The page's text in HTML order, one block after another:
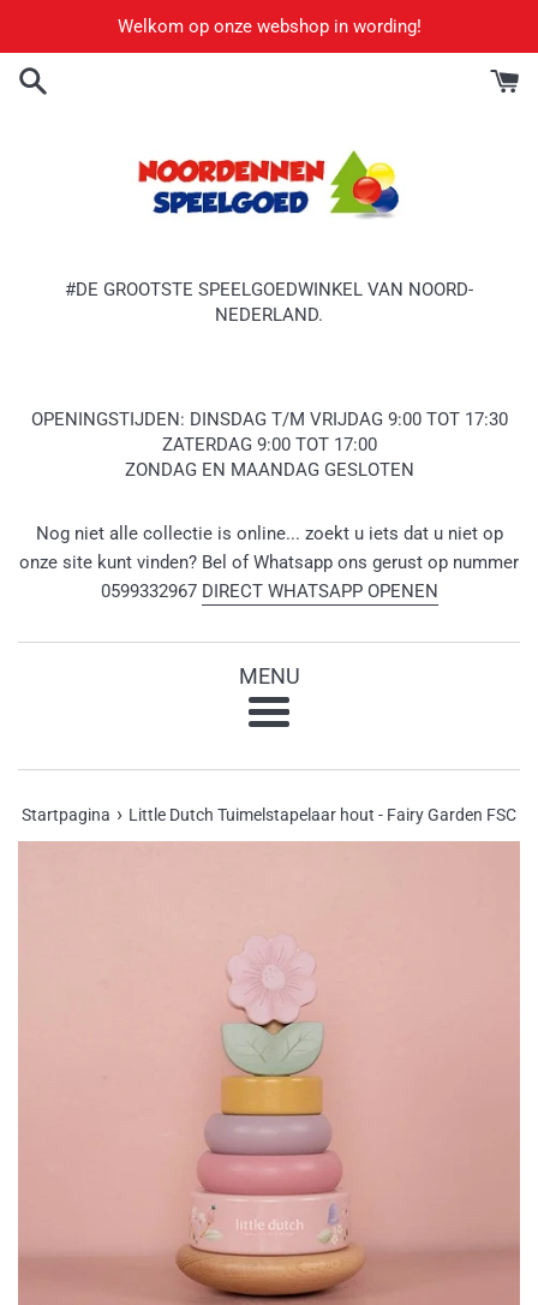
content
Welkom op onze webshop in wording!
#DE GROOTSTE SPEELGOEDWINKEL VAN NOORD-
NEDERLAND.
OPENINGSTIJDEN: DINSDAG T/M VRIJDAG 9:00 TOT 17:30
ZATERDAG 9:00 TOT 17:00
ZONDAG EN MAANDAG GESLOTEN
Nog niet alle collectie is online... zoekt u iets dat u niet op
onze site kunt vinden? Bel of Whatsapp ons gerust op nummer
0599332967 DIRECT WHATSAPP OPENEN
MENU
Startpagina › Little Dutch Tuimelstapelaar hout - Fairy Garden FSC